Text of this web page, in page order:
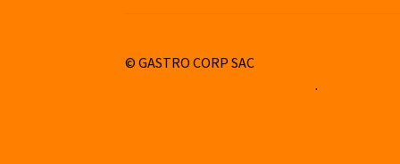
© GASTRO CORP SAC
Construido con WooCommerce.